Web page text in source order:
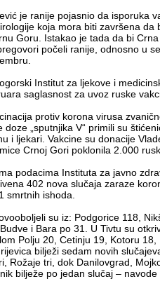
je ranije pojasnio da isporuka
koja mora biti završena da
Goru. Istakao je tada da bi
počeli ranije, odnosno u
Institut za ljekove i
saglasnost za uvoz ruske
protiv korona virusa
doze „sputnjika V“ primili su
i ljekari. Vakcine su donacije
Crnoj Gori poklonila 2.000
podacima Instituta za javno
402 nova slučaja zaraze
smrtnih ishoda.
su iz: Podgorice 118,
i Bara po 31. U Tivtu su
Polju 20, Cetinju 19, Kotoru 18,
bilježi sedam novih
Rožaje tri, dok Danilovgrad,
bilježe po jedan slučaj – navode